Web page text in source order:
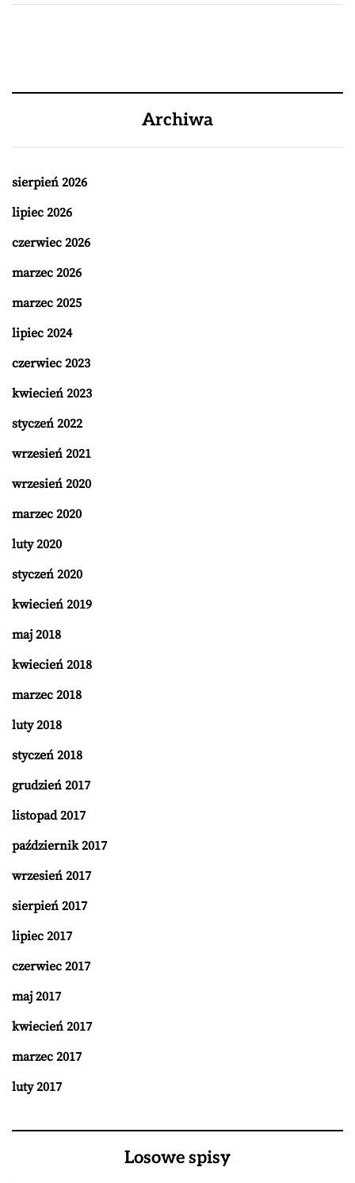
Archiwa
sierpień 2026
lipiec 2026
czerwiec 2026
marzec 2026
marzec 2025
lipiec 2024
czerwiec 2023
kwiecień 2023
styczeń 2022
wrzesień 2021
wrzesień 2020
marzec 2020
luty 2020
styczeń 2020
kwiecień 2019
maj 2018
kwiecień 2018
marzec 2018
luty 2018
styczeń 2018
grudzień 2017
listopad 2017
październik 2017
wrzesień 2017
sierpień 2017
lipiec 2017
czerwiec 2017
maj 2017
kwiecień 2017
marzec 2017
luty 2017
Losowe spisy